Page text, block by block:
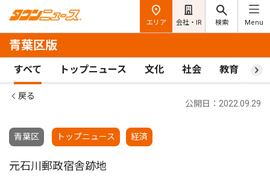
エリア 会社・IR 検索 Menu
青葉区版
すべて トップニュース 文化 社会 教育 ス
戻る
青葉区 トップニュース 経済
公開日：2022.09.29
元石川郵政宿舎跡地